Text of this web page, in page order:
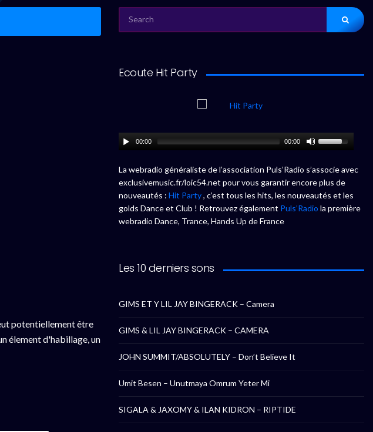
potentiellement être
élement d'habillage, un
FOR:
Ecoute Hit Party
00:00 00:00
La webradio généraliste de l’association Puls’Radio s’associe avec
exclusivemusic.fr/loic54.net pour vous garantir encore plus de
nouveautés : Hit Party, c’est tous les hits, les nouveautés et les
golds Dance et Club ! Retrouvez également Puls’Radio la première
webradio Dance, Trance, Hands Up de France
Les 10 derniers sons
GIMS ET Y LIL JAY BINGERACK – Camera
GIMS & LIL JAY BINGERACK – CAMERA
JOHN SUMMIT/ABSOLUTELY – Don’t Believe It
Umit Besen – Unutmaya Omrum Yeter Mi
SIGALA & JAXOMY & ILAN KIDRON – RIPTIDE